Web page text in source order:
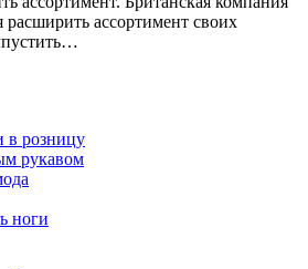
расширить ассортимент своих
в розницу
рукавом
ноги